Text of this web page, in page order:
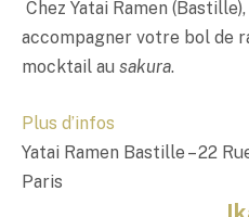
Chez Yatai Ramen
accompagner votre bol de
mocktail au sakura.
Plus d’infos
Yatai Ramen Bastille – 22
Paris